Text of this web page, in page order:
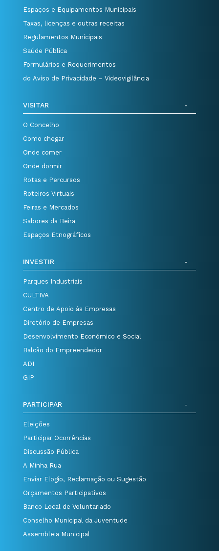
Espaços e Equipamentos Municipais
Taxas, licenças e outras receitas
Regulamentos Municipais
Saúde Pública
Formulários e Requerimentos
do Aviso de Privacidade – Videovigilância
VISITAR
O Concelho
Como chegar
Onde comer
Onde dormir
Rotas e Percursos
Roteiros Virtuais
Feiras e Mercados
Sabores da Beira
Espaços Etnográficos
INVESTIR
Parques Industriais
CULTIVA
Centro de Apoio às Empresas
Diretório de Empresas
Desenvolvimento Económico e Social
Balcão do Empreendedor
ADI
GIP
PARTICIPAR
Eleições
Participar Ocorrências
Discussão Pública
A Minha Rua
Enviar Elogio, Reclamação ou Sugestão
Orçamentos Participativos
Banco Local de Voluntariado
Conselho Municipal da Juventude
Assembleia Municipal